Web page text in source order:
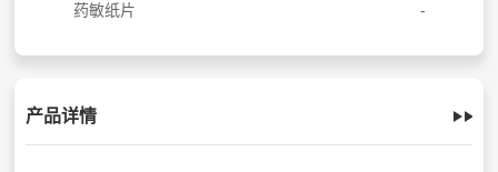
药敏纸片
产品详情